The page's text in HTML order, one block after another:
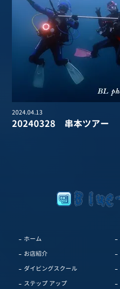
2024.04.13
20240328 串本ツアー
ホーム
お店紹介
ダイビングスクール
ステップ アップ